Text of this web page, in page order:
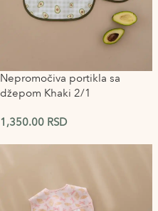
Nepromočiva portikla sa
džepom Khaki 2/1
1,350.00 RSD